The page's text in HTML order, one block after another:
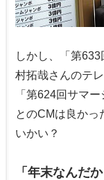
しかし、「第
村拓哉さんのテレ
「第624回サマ
とのCMは良かっ
いかい？
「年末なんだ